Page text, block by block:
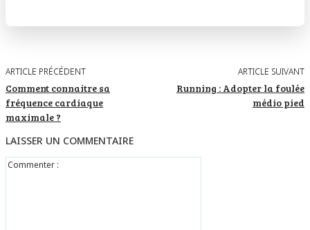
ARTICLE PRÉCÉDENT
Comment connaitre sa
fréquence cardiaque
maximale ?
ARTICLE SUIVANT
Running : Adopter la foulée
médio pied
LAISSER UN COMMENTAIRE